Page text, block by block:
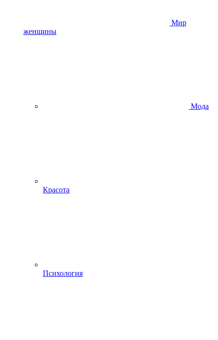
Мир
женщины
Мода
Красота
Психология